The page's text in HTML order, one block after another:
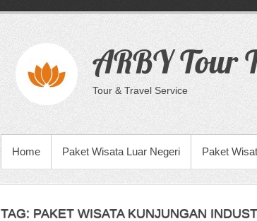
ARBY Tour
Tour & Travel Service
PRIMARY MENU
Home Paket Wisata Luar Negeri Paket
TAG: PAKET WISATA KUNJUNGAN